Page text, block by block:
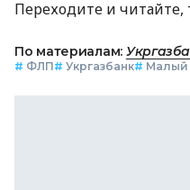
Переходите и читайте,
По материалам:
# ФЛП# Укргазбанк# Малый